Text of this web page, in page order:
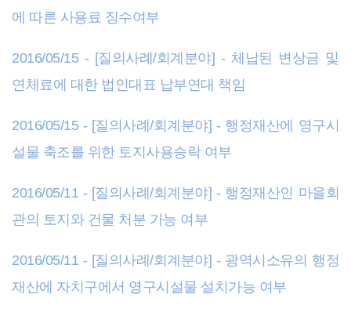
에 따른 사용료 징수여부
2016/05/15 - [질의사례/회계분야] - 체납된 변상금 및
연체료에 대한 법인대표 납부연대 책임
2016/05/15 - [질의사례/회계분야] - 행정재산에 영구시
설물 축조를 위한 토지사용승락 여부
2016/05/11 - [질의사례/회계분야] - 행정재산인 마을회
관의 토지와 건물 처분 가능 여부
2016/05/11 - [질의사례/회계분야] - 광역시소유의 행정
재산에 자치구에서 영구시설물 설치가능 여부